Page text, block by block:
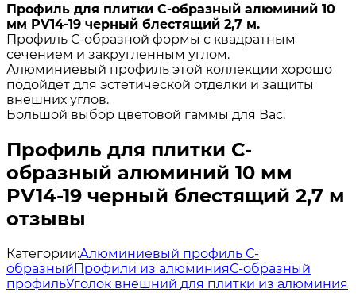
Профиль для плитки С-образный алюминий 10
мм PV14-19 черный блестящий 2,7 м.
Профиль С-образной формы с квадратным
сечением и закругленным углом.
Алюминиевый профиль этой коллекции хорошо
подойдет для эстетической отделки и защиты
внешних углов.
Большой выбор цветовой гаммы для Вас.
Профиль для плитки С-
образный алюминий 10 мм
PV14-19 черный блестящий 2,7 м
отзывы
Категории:Алюминиевый профиль С-
образныйПрофили из алюминияС-образный
профильУголок внешний для плитки из алюминия